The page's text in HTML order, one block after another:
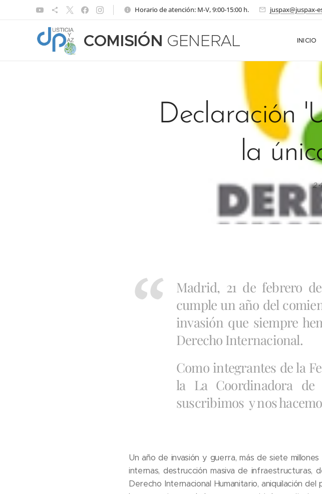
Horario de atención: M-V, 9:00-15:00 h. juspax@juspax-
COMISIÓN GENERAL INICIO
Declaración
la
Madrid, 21 de febrero
cumple un año del
invasión que siempre
Derecho Internacional.
Como integrantes de la
la La Coordinadora de
suscribimos y nos
Un año de invasión y guerra, más de siete
internas, destrucción masiva de infraestructuras,
Derecho Internacional Humanitario, aniquilación